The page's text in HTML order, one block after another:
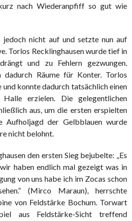
nach Wiederanpfiff so gut wie
jedoch nicht auf und setzte nun auf
Torlos Recklinghausen wurde tief in
und zu Fehlern gezwungen.
dadurch Räume für Konter. Torlos
konnte dadurch tatsächlich einen
erzielen. Die gelegentlichen
aus, um die ersten erspielten
Aufholjagd der Gelbblauen wurde
nicht belohnt.
den ersten Sieg bejubelte: „Es
haben endlich mal gezeigt was in
von uns habe ich im Zocas schon
(Mirco Maraun), herrschte
von Feldstärke Bochum. Torwart
aus Feldstärke-Sicht treffend